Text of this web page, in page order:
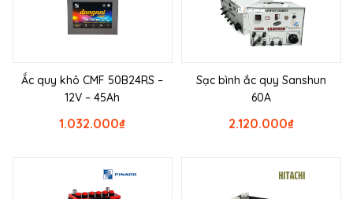
Ắc quy khô CMF 50B24RS –
12V – 45Ah
₫
1.032.000
Sạc bình ắc quy Sanshun
60A
₫
2.120.000